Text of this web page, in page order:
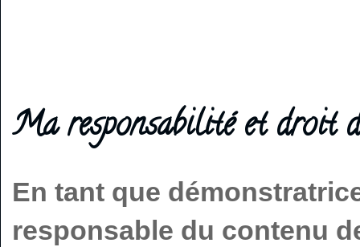
Ma responsabilité et droit
En tant que
responsable du contenu